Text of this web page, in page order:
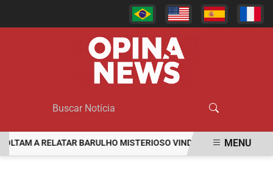
RELATAR BARULHO MISTERIOSO VINDO DO MAR MULHER É
MENU